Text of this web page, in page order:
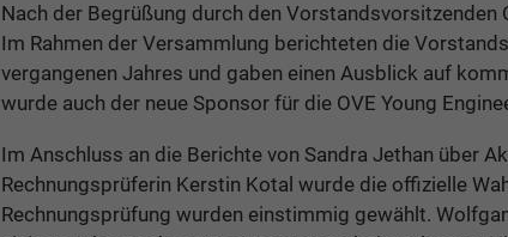
Nach der Begrüßung durch den
Im Rahmen der Versammlung berichteten die
vergangenen Jahres und gaben einen Ausblick auf
wurde auch der neue Sponsor für die OVE Young
Im Anschluss an die Berichte von Sandra Jethan über
Rechnungsprüferin Kerstin Kotal wurde die offizielle
Rechnungsprüfung wurden einstimmig gewählt.